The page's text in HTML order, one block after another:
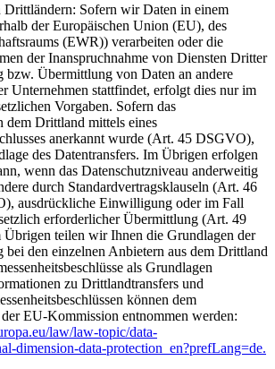
Drittländern: Sofern wir Daten in einem
der Europäischen Union (EU), des
(EWR)) verarbeiten oder die
der Inanspruchnahme von Diensten Dritter
bzw. Übermittlung von Daten an andere
Unternehmen stattfindet, erfolgt dies nur im
Vorgaben. Sofern das
dem Drittland mittels eines
anerkannt wurde (Art. 45 DSGVO),
des Datentransfers. Im Übrigen erfolgen
wenn das Datenschutzniveau anderweitig
durch Standardvertragsklauseln (Art. 46
ausdrückliche Einwilligung oder im Fall
erforderlicher Übermittlung (Art. 49
teilen wir Ihnen die Grundlagen der
den einzelnen Anbietern aus dem Drittland
als Grundlagen
zu Drittlandtransfers und
können dem
EU-Kommission entnommen werden:
law/law-topic/data-
dimension-data-protection_en?prefLang=de.